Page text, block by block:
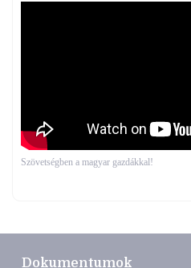
Szövetségben a magyar gazdákkal!
Dokumentumok